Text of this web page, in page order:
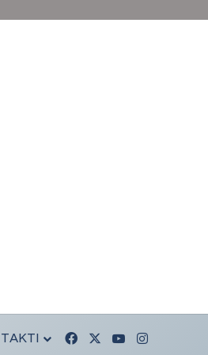
FacebookYouTubeInstagram